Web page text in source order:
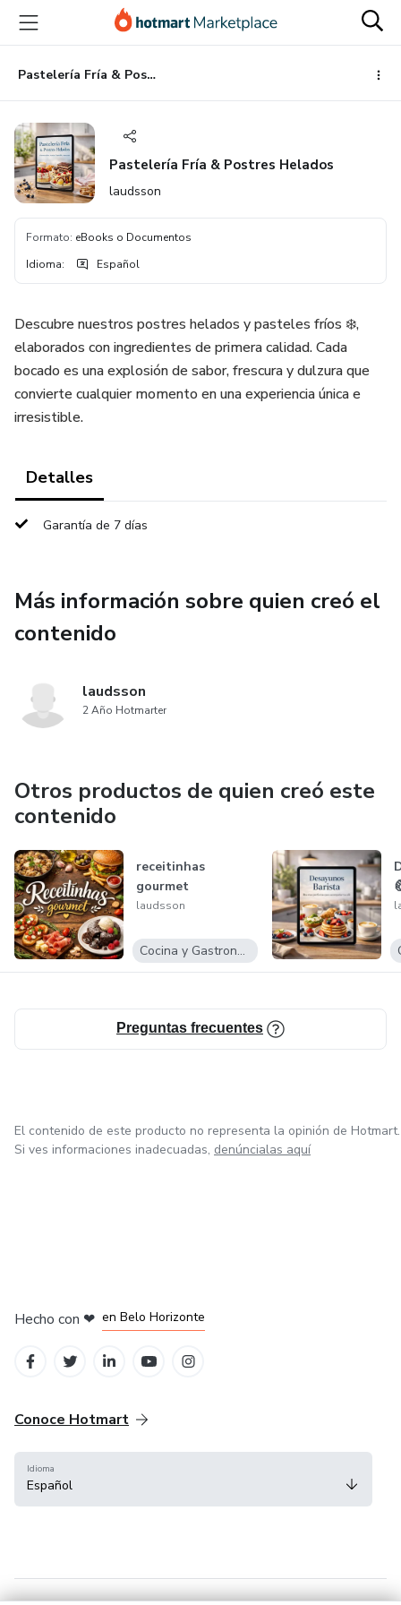
principal
página
de
página
Pastelería Fría & Postres Helados
Pastelería Fría & Postres Helados
laudsson
Formato: eBooks o Documentos
Idioma: Español
Descubre nuestros postres helados y pasteles fríos ❄️,
elaborados con ingredientes de primera calidad. Cada
bocado es una explosión de sabor, frescura y dulzura que
convierte cualquier momento en una experiencia única e
irresistible.
Detalles
Garantía de 7 días
Más información sobre quien creó el
contenido
laudsson
2 Año Hotmarter
Otros productos de quien creó este
contenido
receitinhas
gourmet
laudsson
Cocina y Gastronomía
Preguntas frecuentes
El contenido de este producto no representa la opinión de Hotmart.
Si ves informaciones inadecuadas, denúncialas aquí
Hecho con ❤ en Belo Horizonte
Conoce Hotmart
Idioma
Español